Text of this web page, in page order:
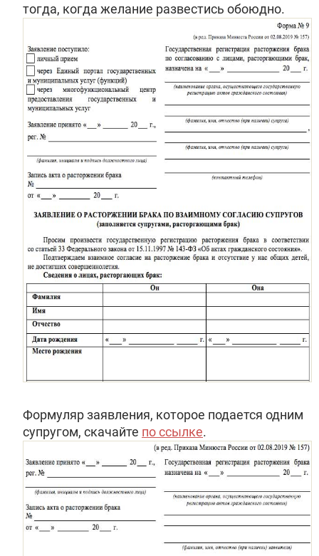
тогда, когда желание развестись обоюдно.
Формуляр заявления, которое подается одним
супругом, скачайте по ссылке.